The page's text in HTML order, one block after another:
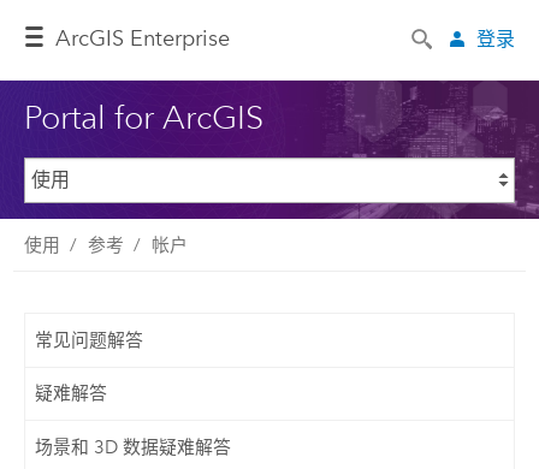
ArcGIS Enterprise 登录
Portal for ArcGIS
使用 参考 帐户
常见问题解答
疑难解答
场景和 3D 数据疑难解答